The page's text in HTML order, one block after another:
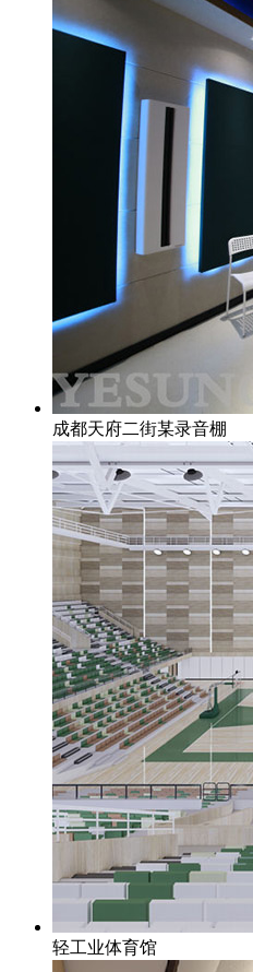
成都天府二街某录音棚
轻工业体育馆